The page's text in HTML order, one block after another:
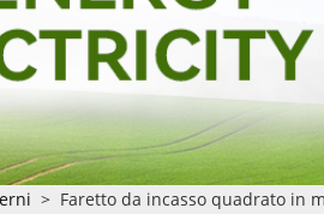
> Faretto da incasso quadrato in